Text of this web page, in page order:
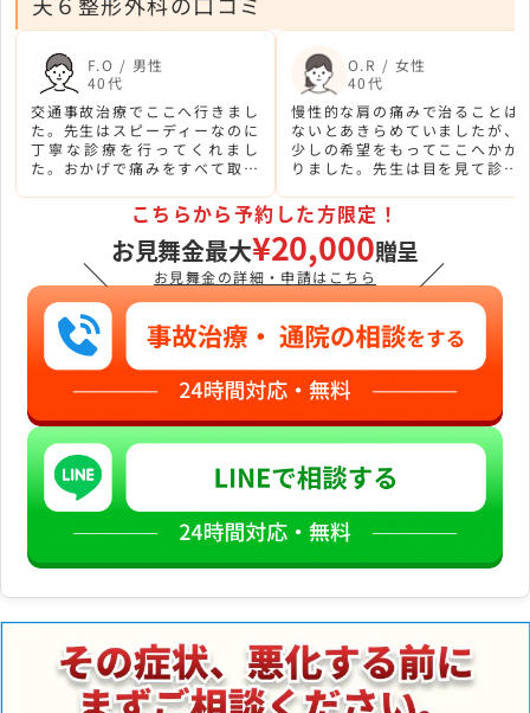
F.O / 男性
40代
交通事故治療でここへ行きまし
た。先生はスピーディーなのに
丁寧な診療を行ってくれまし
た。おかげで痛みをすべて取っ
で予約してよかったです。
O.R / 女性
40代
慢性的な肩の痛みで治ることは
ないとあきらめていましたが、
少しの希望をもってここへかか
りました。先生は目を見て診療
行ってくれたので痛みが繰り返
さなくなりました。
＼
こちらから予約した方限定！
お見舞金最大¥20,000贈呈
お見舞金の詳細・申請はこちら ／